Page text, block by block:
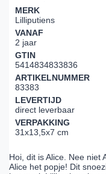
MERK
Lilliputiens
VANAF
2 jaar
GTIN
5414834833836
ARTIKELNUMMER
83383
LEVERTIJD
direct leverbaar
VERPAKKING
31x13,5x7 cm
Hoi, dit is Alice. Nee niet
Alice het popje! Dit